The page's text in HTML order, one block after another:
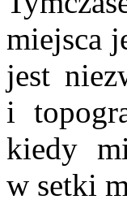
miejsca
jest
i
kiedy
w setki